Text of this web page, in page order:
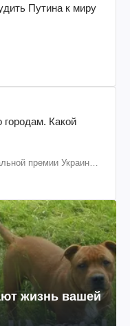
Путина к миру
городам. Какой
премии Украины
жизнь вашей